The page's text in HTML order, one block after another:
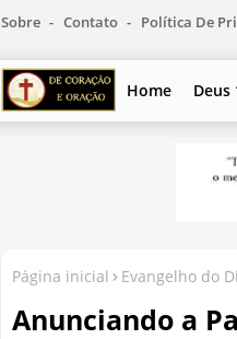
Sobre Contato Política De
Home Deus
Página inicial Evangelho do
Anunciando a